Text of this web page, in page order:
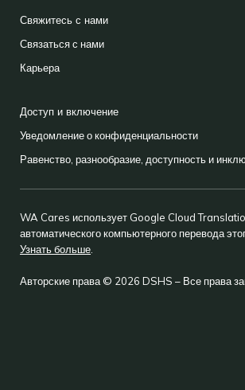
Свяжитесь с нами
Связаться с нами
Карьера
Доступ и включение
Уведомление о конфиденциальности
Равенство, разнообразие, доступность и
WA Cares использует Google Cloud
автоматического компьютерного перевода
Узнать больше
Авторские права © 2026 DSHS – Все права